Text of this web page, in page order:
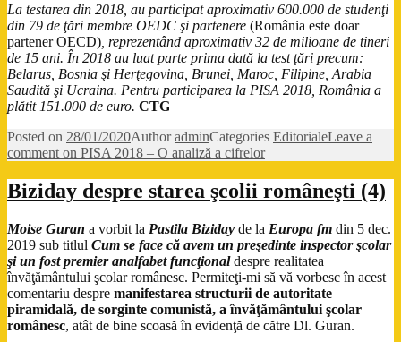
La testarea din 2018, au participat aproximativ 600.000 de studenţi
din 79 de ţări membre OEDC şi partenere (România este doar
partener OECD) , reprezentând aproximativ 32 de milioane de tineri
de 15 ani. În 2018 au luat parte prima dată la test ţări precum:
Belarus, Bosnia şi Herţegovina, Brunei, Maroc, Filipine, Arabia
Saudită şi Ucraina. Pentru participarea la PISA 2018, România a
plătit 151.000 de euro. CTG
Posted on 28/01/2020AuthoradminCategories EditorialeLeave a
comment on PISA 2018 – O analiză a cifrelor
Biziday despre starea şcolii româneşti (4)
Moise Guran a vorbit la Pastila Biziday de la Europa fm din 5 dec.
2019 sub titlul Cum se face că avem un preşedinte inspector şcolar
şi un fost premier analfabet funcţionaldespre realitatea
învăţământului şcolar românesc. Permiteţi-mi să vă vorbesc în acest
comentariu despre manifestarea structurii de autoritate
piramidală, de sorginte comunistă, a învăţământului şcolar
românesc, atât de bine scoasă în evidenţă de către Dl. Guran.